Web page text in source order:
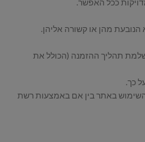
תהליך ההזמנה (הכולל את
השימוש באתר בין אם באמצעות רשת